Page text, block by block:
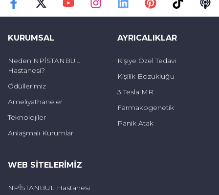
KURUMSAL
Neden NPİSTANBUL
Hastanesi?
Ödüllerimiz
Ameliyathaneler
Teknolojiler
Anlaşmalı Kurumlar
AYRICALIKLAR
Kişiye Özel Tedavi
Kişilik Bozukluğu
3 Tesla MR
Farmakogenetik
Panik Atak
WEB SITELERIMIZ
NPİSTANBUL Hastanesi